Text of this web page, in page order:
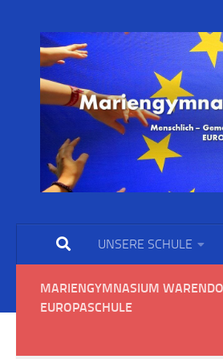
UNSERE SCHULE
MARIENGYMNASIUM
EUROPASCHULE